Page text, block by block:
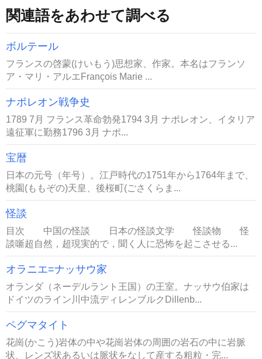
関連語をあわせて調べる
ボルテール
フランスの啓蒙(けいもう)思想家、作家。本名はフランソ
ア・マリ・アルエFrançois Marie ...
ナポレオン戦争史
1789 7月 フランス革命勃発1794 3月 ナポレオン、イタリア
遠征軍に勤務1796 3月 ナポ...
宝暦
日本の元号（年号）。江戸時代の1751年から1764年まで、
桃園(ももぞの)天皇、後桜町(ごさくらま...
怪談
目次 中国の怪談 日本の怪談文学 怪談物 怪
談噺超自然，超現実的で，聞く人に恐怖を起こさせる...
オラニエ=ナッサウ家
オランダ（ネーデルラント王国）の王室。ナッサウ伯家は
ドイツのライン川中流ディレンブルクDillenb...
ペグマタイト
花崗(かこう)岩体の中や花崗岩体の周囲の岩石の中に岩脈
状、レンズ状あるいは脈状をなして産する粗粒・完...